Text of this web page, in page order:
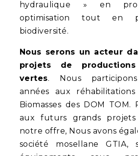
hydraulique » en
optimisation tout en
biodiversité.
Nous serons un acteur
projets de productions
vertes. Nous
années aux
Biomasses des DOM
aux futurs grands
notre offre, Nous avons
société mosellane GTIA,